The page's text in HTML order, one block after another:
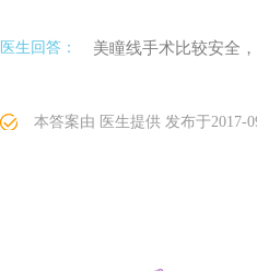
医生回答： 美瞳线手术比较安全
本答案由 医生提供 发布于2017-